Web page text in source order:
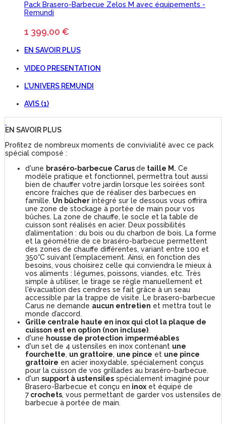
Pack Brasero-Barbecue Zelos M avec équipements -
Remundi
1 399,00 €
EN SAVOIR PLUS
VIDEO PRESENTATION
L'UNIVERS REMUNDI
AVIS (1)
EN SAVOIR PLUS
Profitez de nombreux moments de convivialité avec ce pack
spécial composé :
d'une braséro-barbecue Carusde taille M. Ce
modèle pratique et fonctionnel, permettra tout aussi
bien de chauffer votre jardin lorsque les soirées sont
encore fraîches que de réaliser des barbecues en
famille. Un bûcher intégré sur le dessous vous offrira
une zone de stockage à portée de main pour vos
bûches. La zone de chauffe, le socle et la table de
cuisson sont réalisés en acier. Deux possibilités
d’alimentation : du bois ou du charbon de bois. La forme
et la géométrie de ce braséro-barbecue permettent
des zones de chauffe différentes, variant entre 100 et
350°C suivant l’emplacement. Ainsi, en fonction des
besoins, vous choisirez celle qui conviendra le mieux à
vos aliments : légumes, poissons, viandes, etc. Très
simple à utiliser, le tirage se règle manuellement et
l'évacuation des cendres se fait grâce à un seau
accessible par la trappe de visite. Le brasero-barbecue
Carus ne demande aucun entretien et mettra tout le
monde d’accord.
Grille centrale haute en inox qui clot la plaque de
cuisson est en option (non incluse).
d'une housse de protection imperméables
d'un set de 4 ustensiles en inox contenant une
fourchette, un grattoire, une pince et une pince
grattoire en acier inoxydable, spécialement conçus
pour la cuisson de vos grillades au braséro-barbecue.
d'un support à ustensiles spécialement imaginé pour
Brasero-Barbecue et conçu en inox et équipé de
7 crochets, vous permettant de garder vos ustensiles de
barbecue à portée de main.